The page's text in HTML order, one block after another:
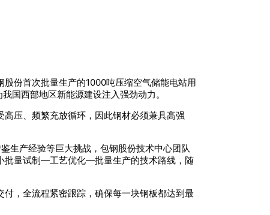
份首次批量生产的1000吨压缩空气储能电站用
国西部地区新能源建设注入强劲动力。
压、频繁充放循环，因此钢材必须兼具高强
生产经验等巨大挑战，包钢股份技术中心团队
批量试制—工艺优化—批量生产的技术路线，随
，全流程紧密跟踪，确保每一块钢板都达到最